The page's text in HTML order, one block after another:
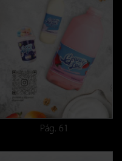
Pág. 61